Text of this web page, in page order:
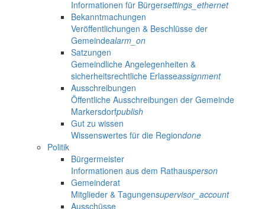
Informationen für Bürgersettings_ethernet
Bekanntmachungen
Veröffentlichungen & Beschlüsse der
Gemeindealarm_on
Satzungen
Gemeindliche Angelegenheiten &
sicherheitsrechtliche Erlasseassignment
Ausschreibungen
Öffentliche Ausschreibungen der Gemeinde
Markersdorfpublish
Gut zu wissen
Wissenswertes für die Regiondone
Politik
Bürgermeister
Informationen aus dem Rathausperson
Gemeinderat
Mitglieder & Tagungensupervisor_account
Ausschüsse